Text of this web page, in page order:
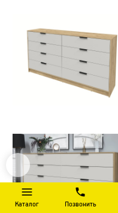
Каталог Позвонить